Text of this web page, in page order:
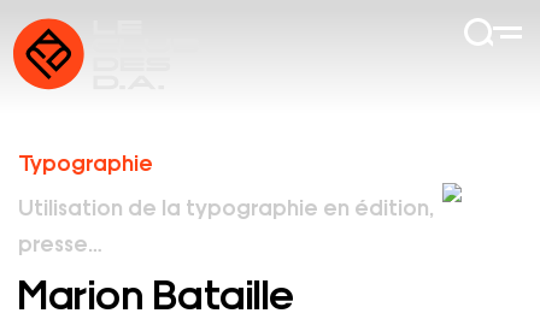
Typographie
Utilisation de la typographie en édition,
presse…
Marion Bataille